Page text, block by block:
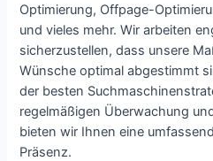
Optimierung, Offpage-
und vieles mehr. Wir arbeiten
sicherzustellen, dass unsere
Wünsche optimal abgestimmt
der besten
regelmäßigen Überwachung
bieten wir Ihnen eine
Präsenz.